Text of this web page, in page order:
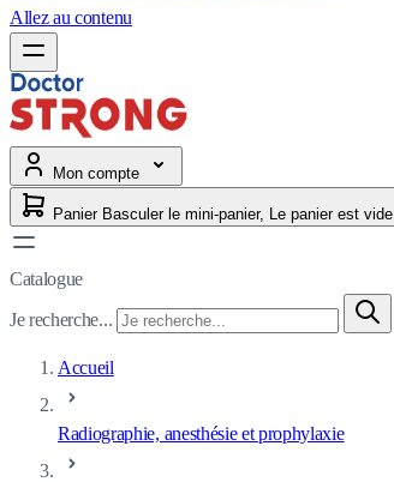
Allez au contenu
Mon compte
Panier Basculer le mini-panier, Le panier est vide
Catalogue
Je recherche...
Accueil
Radiographie, anesthésie et prophylaxie